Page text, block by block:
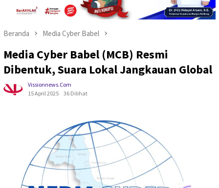
Beranda Media Cyber Babel
Media Cyber Babel (MCB) Resmi
Dibentuk, Suara Lokal Jangkauan Global
Vissionnews.com
15 April 2025
36 Dilihat